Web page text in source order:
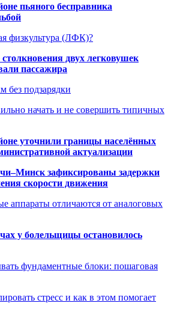
пьяного бесправника
физкультура (ЛФК)?
двух легковушек
пассажира
без подзарядки
начать и не совершить типичных
уточнили границы населённых
актуализации
зафиксированы задержки
скорости движения
аппараты отличаются от аналоговых
у болельщицы остановилось
фундаментные блоки: пошаговая
стресс и как в этом помогает